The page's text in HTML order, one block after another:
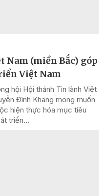
(miền Bắc) góp
Việt Nam
hội Hội thánh Tin lành Việt
Đình Khang mong muốn
hiện thực hóa mục tiêu
triển...